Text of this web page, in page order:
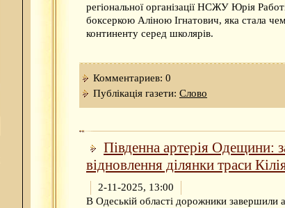
регіональної організації НСЖУ Юрія
боксеркою Аліною Ігнатович, яка стала
континенту серед школярів.
Комментариев: 0
Публікація газети: Слово
Південна артерія Одещини:
відновлення ділянки траси
2-11-2025, 13:00
В Одеській області дорожники завершили